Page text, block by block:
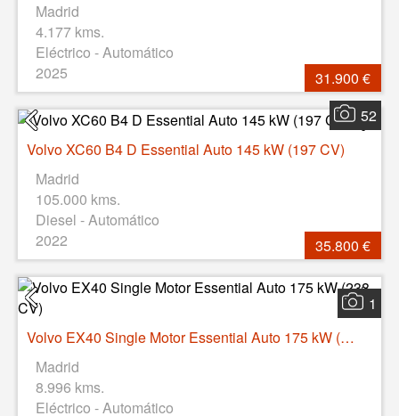
Madrid
4.177 kms.
Eléctrico - Automático
2025
31.900 €
52
Volvo XC60 B4 D Essential Auto 145 kW (197 CV)
Madrid
105.000 kms.
Diesel - Automático
2022
35.800 €
1
Volvo EX40 Single Motor Essential Auto 175 kW (238 CV)
Madrid
8.996 kms.
Eléctrico - Automático